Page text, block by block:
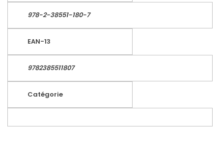
978-2-38551-180-7
EAN-13
9782385511807
Catégorie